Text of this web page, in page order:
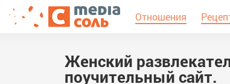
Отношения
Женский
поучительный сайт.